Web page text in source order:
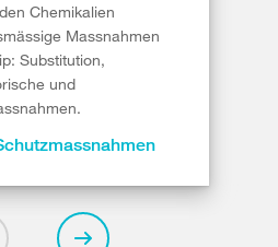
Chemikalien
Massnahmen
Substitution,
und